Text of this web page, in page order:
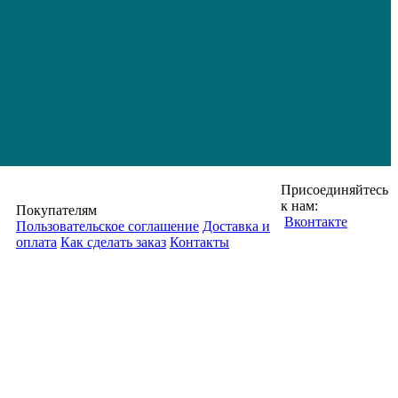
Покупателям
Пользовательское соглашение Доставка и
оплата Как сделать заказ Контакты
Присоединяйтесь
к нам:
Вконтакте